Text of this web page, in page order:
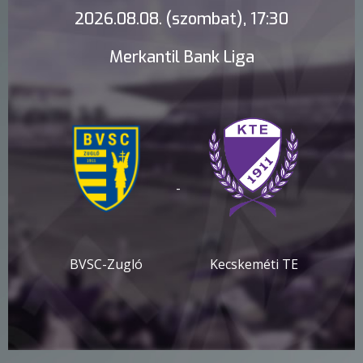
2026.08.08. (szombat), 17:30
Merkantil Bank Liga
BVSC-Zugló
-
Kecskeméti TE